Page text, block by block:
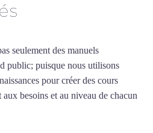
seulement des manuels
public; puisque nous utilisons
pour créer des cours
besoins et au niveau de chacun